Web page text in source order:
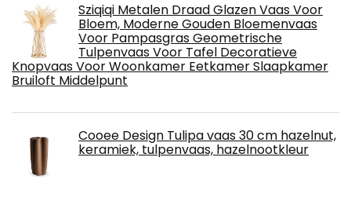
Sziqiqi Metalen Draad Glazen Vaas Voor
Bloem, Moderne Gouden Bloemenvaas
Voor Pampasgras Geometrische
Tulpenvaas Voor Tafel Decoratieve
Knopvaas Voor Woonkamer Eetkamer Slaapkamer
Bruiloft Middelpunt
Cooee Design Tulipa vaas 30 cm hazelnut,
keramiek, tulpenvaas, hazelnootkleur